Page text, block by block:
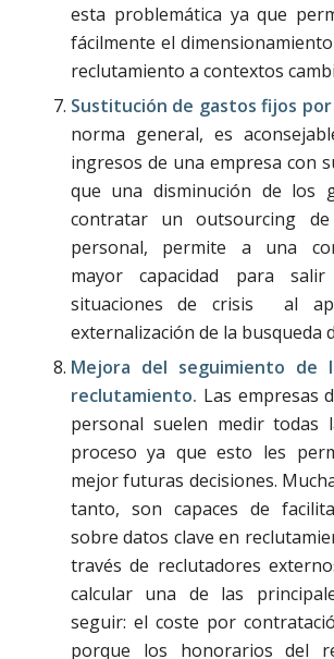
esta problemática ya que
fácilmente el
reclutamiento a contextos
Sustitución de gastos fijos
norma general, es
ingresos de una empresa con
que una disminución de los
contratar un outsourcing de
personal, permite a una
mayor capacidad para
situaciones de crisis al
externalización de la busqueda
Mejora del seguimiento de
reclutamiento. Las empresas
personal suelen medir todas
proceso ya que esto les
mejor futuras decisiones.
tanto, son capaces de
sobre datos clave en
través de reclutadores
calcular una de las
seguir: el coste por
porque los honorarios del